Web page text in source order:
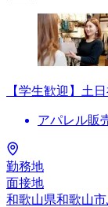
【学生歓迎】土
アパレル販
勤務地
面接地
和歌山県和歌山